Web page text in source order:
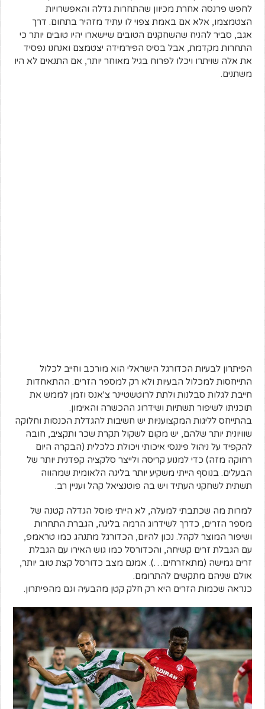
לחפש פרנסה אחרת מכיוון שהתחרות גדלה והאפשרויות
הצטמצמו, אלא אם באמת צפוי לו עתיד מזהיר בתחום. דרך
אגב, סביר להניח שהשחקנים הטובים שיישארו יהיו טובים יותר כי
התחרות מקדמת, אבל בסיס הפירמידה יצטמצם ואנחנו נפסיד
את אלה שויתרו ויכלו לפרוח בגיל מאוחר יותר, אם התנאים לא היו
משתנים.
הפיתרון לבעיות הכדורגל הישראלי הוא מורכב וחייב לכלול
התייחסות למכלול הבעיות ולא רק למספר הזרים. ההתאחדות
חייבת לגלות סבלנות ולתת לרוטשטיינר צ'אנס וזמן לממש את
תוכניתו לשיפור תשתיות ושידרוג ההכשרה והאימון.
בהתייחס לליגות המקצועניות יש חשיבות להגדלת הכנסות וחלוקה
שוויונית יותר שלהם, יש מקום לשקול תקרת שכר ותקציב, חובה
להקפיד על ניהול פיננסי איכותי ויכולת כלכלית (הבקרה היום
רחוקה מזה) כדי למנוע קריסה ולייצר סלקציה קפדנית יותר של
הבעלים. בנוסף הייתי משקיע יותר בליגה הלאומית שמהווה
תשתית לשחקני העתיד ויש בה פוטנציאל קהל ועניין רב.
למרות מה שכתבתי למעלה, לא הייתי פוסל הגדלה קטנה של
מספר הזרים, כדרך לשידרוג הרמה בליגה, הגברת התחרות
ושיפור המוצר לקהל. נכון להיום, הכדורגל מתנהג כמו טראמפ,
עם הגבלת זרים קשיחה, והכדורסל כמו גוש האירו עם הגבלת
זרים גמישה (מתאזרחים…). אמנם מצב כדורסל קצת טוב יותר,
אולם שניהם מתקשים להתרומם.
כנראה שכמות הזרים היא רק חלק קטן מהבעיה וגם מהפיתרון.